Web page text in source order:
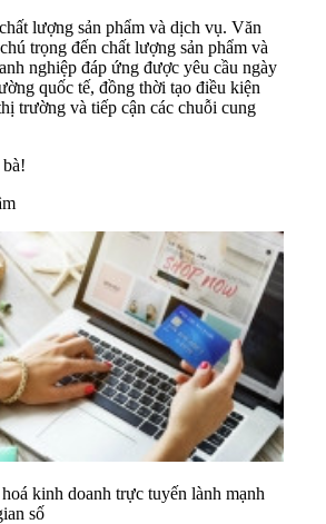
lượng sản phẩm và dịch vụ. Văn
trọng đến chất lượng sản phẩm và
nghiệp đáp ứng được yêu cầu ngày
quốc tế, đồng thời tạo điều kiện
trường và tiếp cận các chuỗi cung
kinh doanh trực tuyến lành mạnh
số